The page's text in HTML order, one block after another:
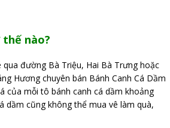
thế nào?
đường Bà Triệu, Hai Bà Trưng hoặc
Hương chuyên bán Bánh Canh Cá Dầm
của mỗi tô bánh canh cá dầm khoảng
dầm cũng không thể mua vê làm quà,